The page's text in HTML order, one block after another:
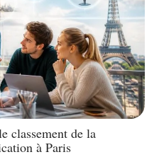
classement de la
à Paris